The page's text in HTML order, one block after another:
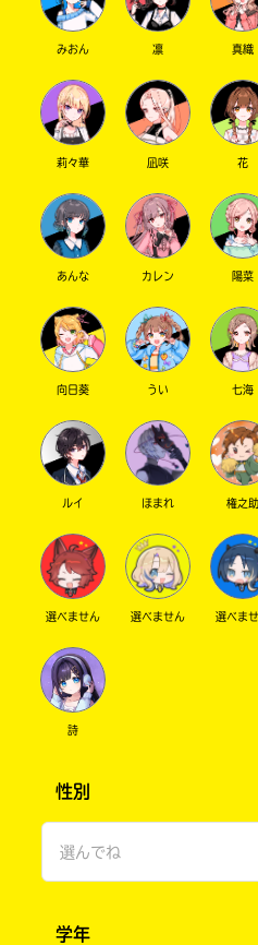
みおん 凛 真織
莉々華 凪咲 花
あんな カレン 陽菜
向日葵 うい 七海
ルイ ほまれ 権之助
選べません 選べません 選べま
詩
性別
選んでね
学年